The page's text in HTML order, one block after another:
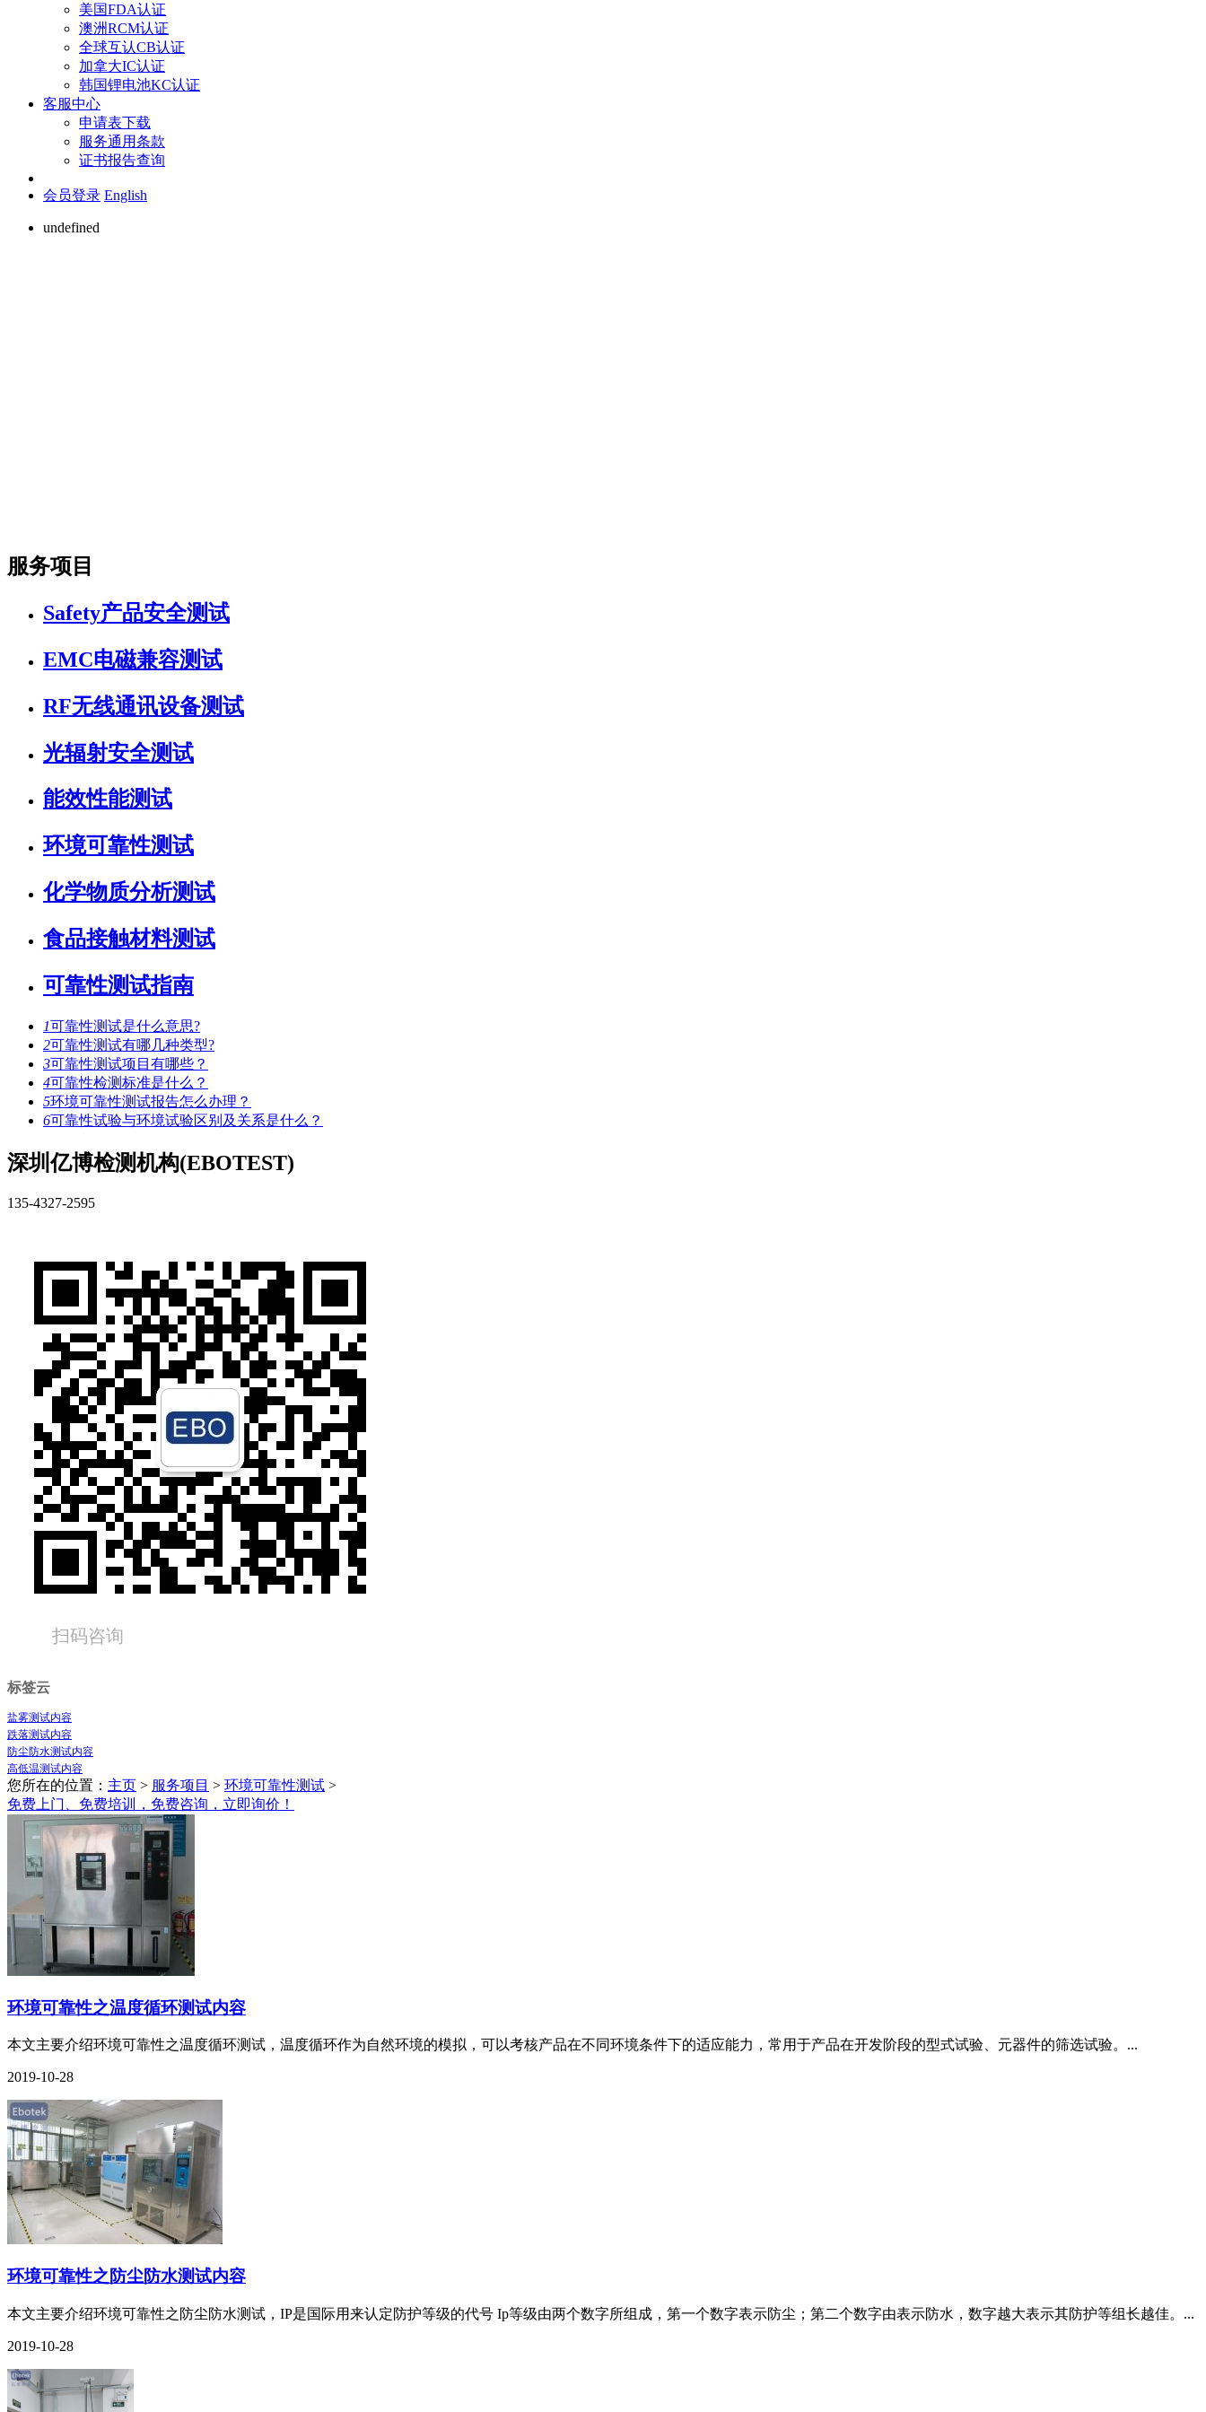
美国FDA认证
澳洲RCM认证
全球互认CB认证
加拿大IC认证
韩国锂电池KC认证
客服中心
申请表下载
服务通用条款
证书报告查询
会员登录 English
undefined
服务项目
Safety产品安全测试
EMC电磁兼容测试
RF无线通讯设备测试
光辐射安全测试
能效性能测试
环境可靠性测试
化学物质分析测试
食品接触材料测试
可靠性测试指南
1可靠性测试是什么意思?
2可靠性测试有哪几种类型?
3可靠性测试项目有哪些？
4可靠性检测标准是什么？
5环境可靠性测试报告怎么办理？
6可靠性试验与环境试验区别及关系是什么？
深圳亿博检测机构(EBOTEST)
135-4327-2595
扫码咨询
标签云
盐雾测试内容
跌落测试内容
防尘防水测试内容
高低温测试内容
您所在的位置： 主页 > 服务项目 > 环境可靠性测试 >
免费上门、免费培训，免费咨询，立即询价！
环境可靠性之温度循环测试内容
本文主要介绍环境可靠性之温度循环测试，温度循环作为自然环境的模拟，可以考核产品在不同环境条件下的适应能力，常用于产品在开发阶段的型式试验、元器件的筛选试验。...
2019-10-28
环境可靠性之防尘防水测试内容
本文主要介绍环境可靠性之防尘防水测试，IP是国际用来认定防护等级的代号 Ip等级由两个数字所组成，第一个数字表示防尘；第二个数字由表示防水，数字越大表示其防护等组长越佳。...
2019-10-28